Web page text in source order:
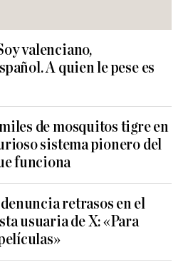
valenciano,
A quien le pese es
de mosquitos tigre en
sistema pionero del
funciona
retrasos en el
usuaria de X: «Para